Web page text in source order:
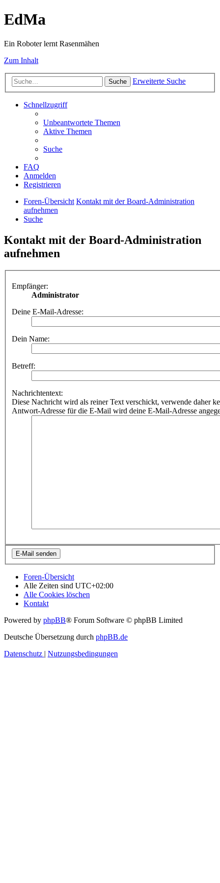
EdMa
Ein Roboter lernt Rasenmähen
Zum Inhalt
Suche Erweiterte Suche
Schnellzugriff
Unbeantwortete Themen
Aktive Themen
Suche
FAQ
Anmelden
Registrieren
Foren-Übersicht Kontakt mit der Board-Administration
aufnehmen
Suche
Kontakt mit der Board-Administration
aufnehmen
Empfänger:
Administrator
Deine E-Mail-Adresse:
Dein Name:
Betreff:
Nachrichtentext:
Diese Nachricht wird als reiner Text verschickt, verwende daher
Antwort-Adresse für die E-Mail wird deine E-Mail-Adresse
Foren-Übersicht
Alle Zeiten sind UTC+02:00
Alle Cookies löschen
Kontakt
Powered by phpBB® Forum Software © phpBB Limited
Deutsche Übersetzung durch phpBB.de
Datenschutz
Nutzungsbedingungen